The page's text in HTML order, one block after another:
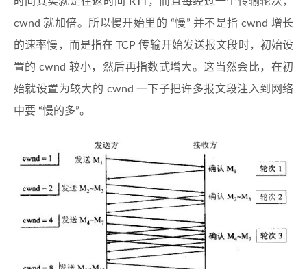
cwnd 就加倍。所以慢开始里的 “慢” 并不是指 cwnd 增长
的速率慢，而是指在 TCP 传输开始发送报文段时，初始设
置的 cwnd 较小，然后再指数式增大。这当然会比，在初
始就设置为较大的 cwnd 一下子把许多报文段注入到网络
中要 “慢的多”。